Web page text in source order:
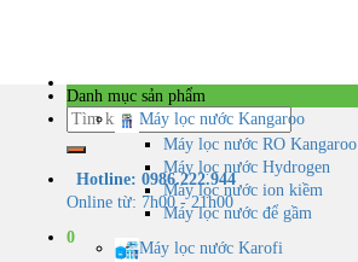
Tìm
Hotline: 0986.222.944
Online từ: 7h00 - 21h00
0
Danh mục sản phẩm
Máy lọc nước Kangaroo
Máy lọc nước RO Kangaroo
Máy lọc nước Hydrogen
Máy lọc nước ion kiềm
Máy lọc nước để gầm
Máy lọc nước Karofi